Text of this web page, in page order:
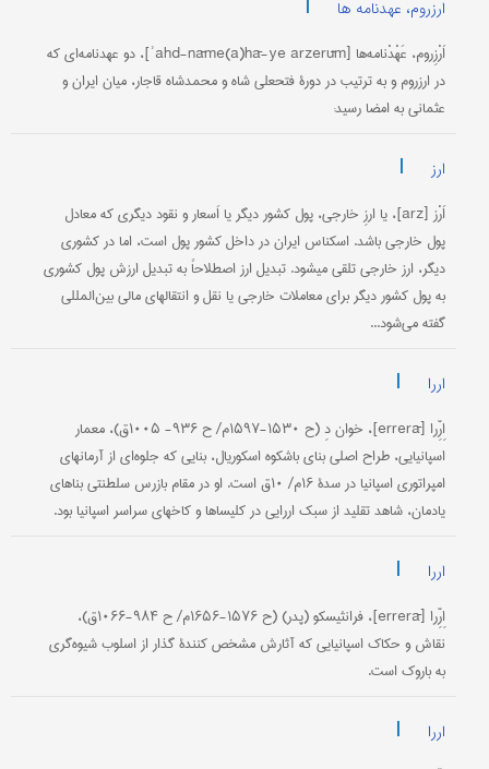
ارزروم، عهدنامه ها
اَرْزِروم، عَهْدْ‌نامه‌ها [ʾahd-nāme(a)hā-ye arzerūm]، دو عهدنامه‌ای که
در ارزروم و به ترتیب در دورۀ فتحعلی شاه و محمدشاه قاجار، میان ایران و
عثمانی به امضا رسید:
ارز |
اَرْز [arz]، يا ارزِ خارجی، پول‌ كشور ديگر يا اَسعار و نقود ديگری كه‌ معادل‌
پول‌ خارجی باشد. اسكناس‌ ایران‌ در داخل‌ كشور پول‌ است‌، اما در كشوری
دیگر، ارز خارجی تلقی میشود. تبدیل‌ ارز اصطلاحاً به‌ تبدیل‌ ارزش‌ پول‌ كشوری
به‌ پول‌ كشور دیگر برای معاملات‌ خارجی یا نقل‌ و انتقالهای مالی بین‌المللی
گفته‌ می‌شود...
اررا |
اِرِّرا [errerā]، خوان دِ (ح ۱۵۳۰-۱۵۹۷م/ ح ۹۳۶- ۱۰۰۵ق)، معمار
اسپانیایی، طراح اصلی بنای باشکوه اسکوریال، بنایی که جلوه‌ای از آرمانهای
امپراتوری اسپانیا در سدۀ ۱۶م/ ۱۰ق است. او در مقام بازرس سلطنتی بناهای
یادمان، شاهد تقلید از سبک اررایی در کلیساها و کاخهای سراسر اسپانیا بود.
اررا |
اِرِّرا [errerā]، فرانثیسکو (پدر) (ح ۱۵۷۶-۱۶۵۶م/ ح ۹۸۴-۱۰۶۶ق)،
نقاش و حکاک اسپانیایی که آثارش مشخص کنندۀ گذار از اسلوب شیوه‌گری
به باروک است.
اررا |